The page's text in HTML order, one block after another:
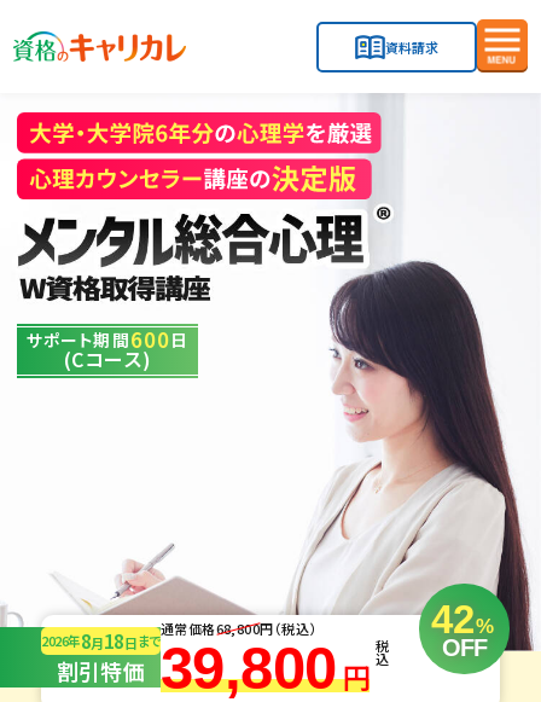
資料請求
メ
ニ
サポート期間
600
日
(Cコース)
42%
OFF
2026年8月18日まで
割引特価
通常価格68,800円（税込）
39,800円
税込